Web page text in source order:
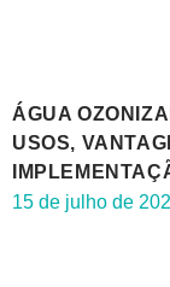
ÁGUA
USOS,
15 de julho de